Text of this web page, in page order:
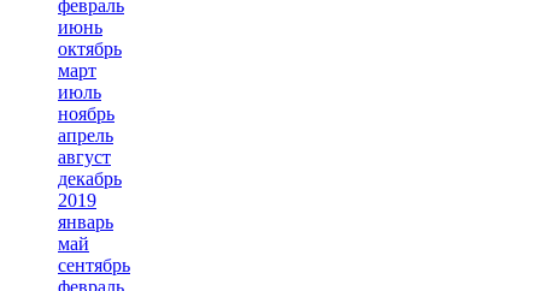
февраль
июнь
октябрь
март
июль
ноябрь
апрель
август
декабрь
2019
январь
май
сентябрь
февраль